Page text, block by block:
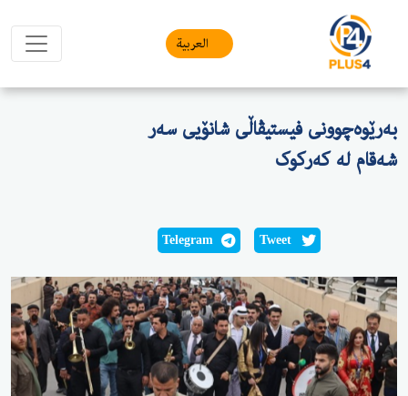
العربیة
بەرێوەچوونی فیستیڤاڵی شانۆیی سەر
شەقام لە کەرکوک
Tweet
Telegram